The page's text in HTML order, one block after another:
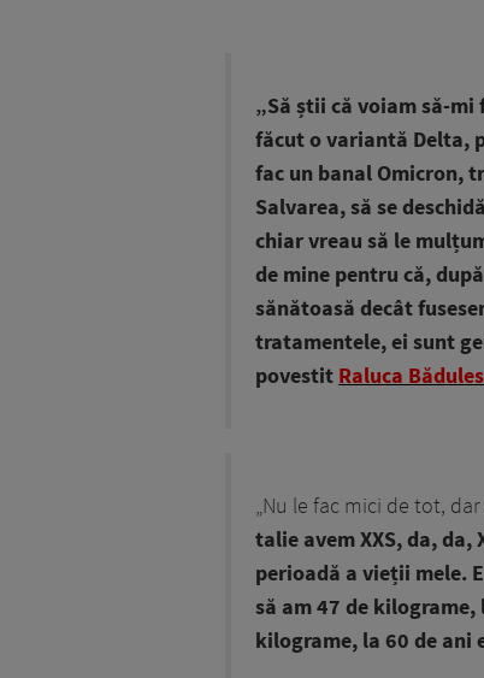
„Să știi că voiam să-
făcut o variantă Delta,
fac un banal Omicron,
Salvarea, să se
chiar vreau să le
de mine pentru că,
sănătoasă decât
tratamentele, ei sunt
povestit Raluca
„Nu le fac mici de tot,
talie avem XXS, da, da,
perioadă a vieții mele.
să am 47 de kilograme,
kilograme, la 60 de ani